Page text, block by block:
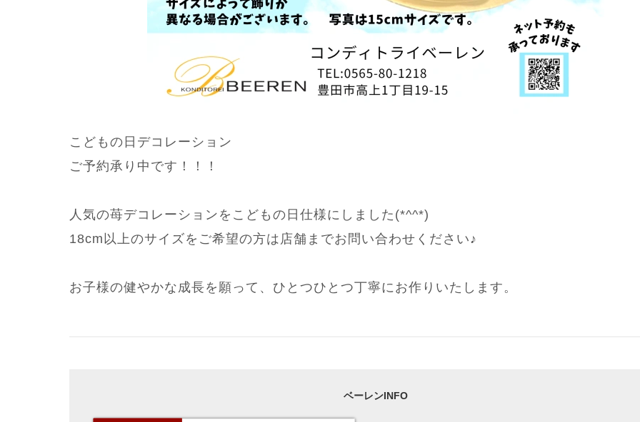
こどもの日デコレーション
ご予約承り中です！！！
人気の苺デコレーションをこどもの日仕様にしました(*^^*)
18cm以上のサイズをご希望の方は店舗までお問い合わせください♪
お子様の健やかな成長を願って、ひとつひとつ丁寧にお作りいたします。
ベーレンINFO